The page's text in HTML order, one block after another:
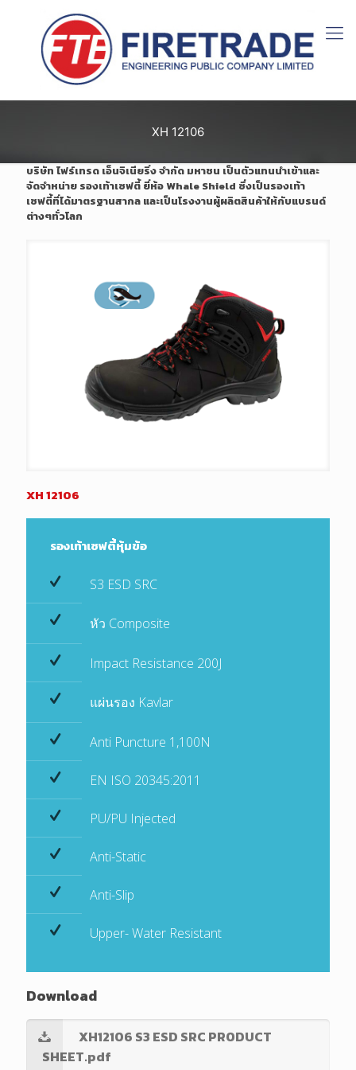
XH 12106
บริษัท ไฟร์เทรด เอ็นจิเนียริ่ง จำกัด มหาชน เป็นตัวแทนนำเข้าและ
จัดจำหน่าย รองเท้าเซฟตี้ ยี่ห้อ Whale Shield ซึ่งเป็นรองเท้า
เซฟตี้ที่ได้มาตรฐานสากล และเป็นโรงงานผู้ผลิตสินค้าให้กับแบรนด์
ต่างๆทั่วโลก
XH 12106
รองเท้าเซฟตี้หุ้มข้อ
S3 ESD SRC
หัว Composite
Impact Resistance 200J
แผ่นรอง Kavlar
Anti Puncture 1,100N
EN ISO 20345:2011
PU/PU Injected
Anti-Static
Anti-Slip
Upper- Water Resistant
Download
XH12106 S3 ESD SRC PRODUCT
SHEET.pdf